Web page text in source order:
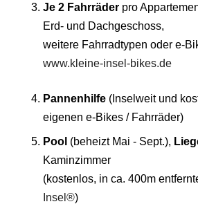
Je 2 Fahrräder pro
Erd- und Dachgeschoss,
weitere Fahrradtypen oder e-
www.kleine-insel-bikes.de
Pannenhilfe (Inselweit und
eigenen e-Bikes / Fahrräder)
Pool (beheizt Mai - Sept.),
Kaminzimmer
(kostenlos, in ca. 400m
Insel®)